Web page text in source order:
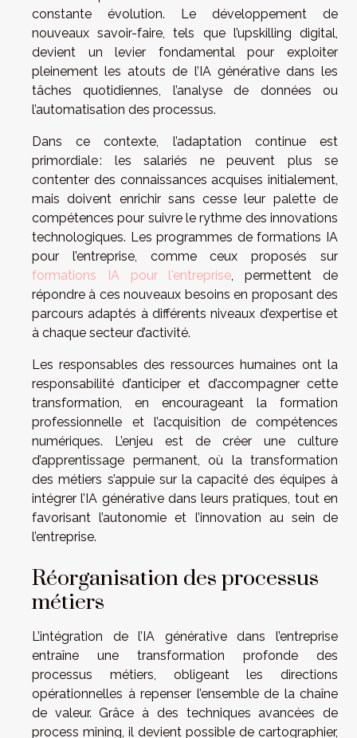
constante évolution. Le développement de
nouveaux savoir-faire, tels que l’upskilling digital,
devient un levier fondamental pour exploiter
pleinement les atouts de l’IA générative dans les
tâches quotidiennes, l’analyse de données ou
l’automatisation des processus.
Dans ce contexte, l’adaptation continue est
primordiale : les salariés ne peuvent plus se
contenter des connaissances acquises initialement,
mais doivent enrichir sans cesse leur palette de
compétences pour suivre le rythme des innovations
technologiques. Les programmes de formations IA
pour l’entreprise, comme ceux proposés sur
formations IA pour l'entreprise, permettent de
répondre à ces nouveaux besoins en proposant des
parcours adaptés à différents niveaux d’expertise et
à chaque secteur d’activité.
Les responsables des ressources humaines ont la
responsabilité d’anticiper et d’accompagner cette
transformation, en encourageant la formation
professionnelle et l’acquisition de compétences
numériques. L’enjeu est de créer une culture
d’apprentissage permanent, où la transformation
des métiers s’appuie sur la capacité des équipes à
intégrer l’IA générative dans leurs pratiques, tout en
favorisant l’autonomie et l’innovation au sein de
l’entreprise.
Réorganisation des processus
métiers
L’intégration de l’IA générative dans l’entreprise
entraîne une transformation profonde des
processus métiers, obligeant les directions
opérationnelles à repenser l’ensemble de la chaîne
de valeur. Grâce à des techniques avancées de
process mining, il devient possible de cartographier,